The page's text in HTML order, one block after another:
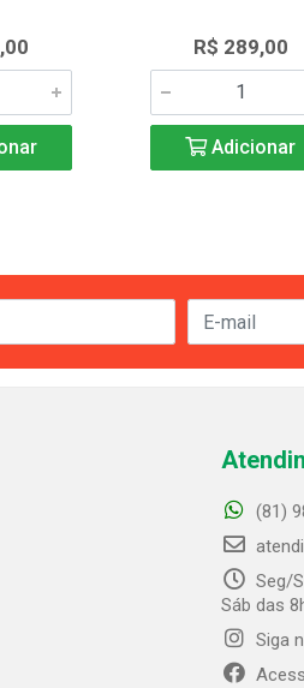
R$ 289,00
Adicionar
(81)
Seg/
Sáb das
Siga